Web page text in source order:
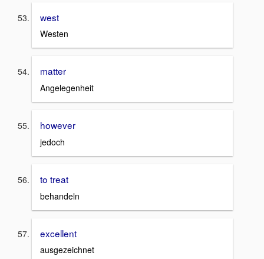
west
Westen
matter
Angelegenheit
however
jedoch
to treat
behandeln
excellent
ausgezeichnet